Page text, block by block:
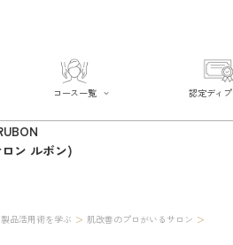
コース一覧
コース一覧
リフティング術を学ぶ
製品活用術を学ぶ
認定ディ
ン ルボン)
製品活用術を学ぶ > 肌改善のプロがいるサロン >